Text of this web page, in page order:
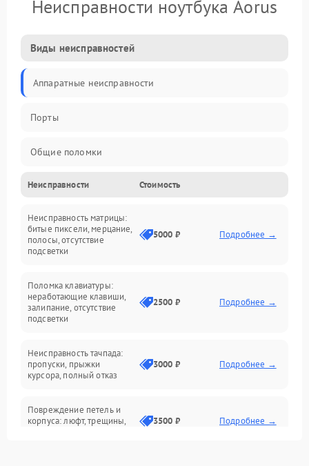
Неисправности ноутбука Aorus
Виды неисправностей
Аппаратные неисправности
Порты
Общие поломки
Устройства
Программные ошибки
Электрические и системные сбои
Интерфейсные проблемы
Батарея
Сеть и интернет
Неисправности Стоимость
Неисправность матрицы:
битые пиксели, мерцание,
полосы, отсутствие
подсветки
5000 ₽ Подробнее →
Поломка клавиатуры:
неработающие клавиши,
залипание, отсутствие
подсветки
2500 ₽ Подробнее →
Неисправность тачпада:
пропуски, прыжки
курсора, полный отказ
3000 ₽ Подробнее →
Повреждение петель и
корпуса: люфт, трещины,
3500 ₽ Подробнее →